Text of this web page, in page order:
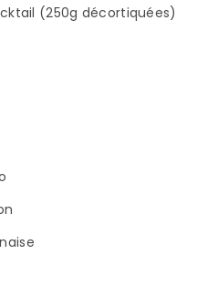
(250g décortiquées)